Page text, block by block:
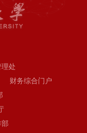
处
财务综合门户